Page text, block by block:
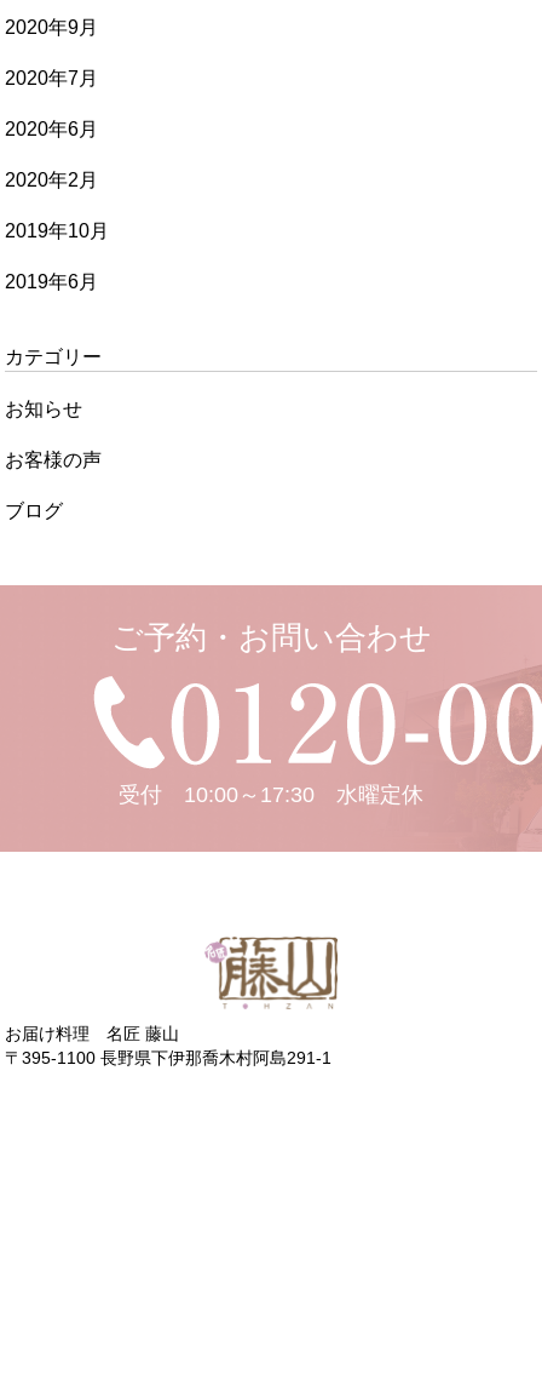
2020年9月
2020年7月
2020年6月
2020年2月
2019年10月
2019年6月
カテゴリー
お知らせ
お客様の声
ブログ
ご予約・お問い合わせ
受付 10:00～17:30 水曜定休
お届け料理 名匠 藤山
〒395-1100 長野県下伊那喬木村阿島291-1